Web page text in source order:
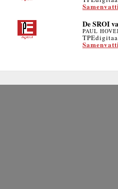
De SROI
PAUL